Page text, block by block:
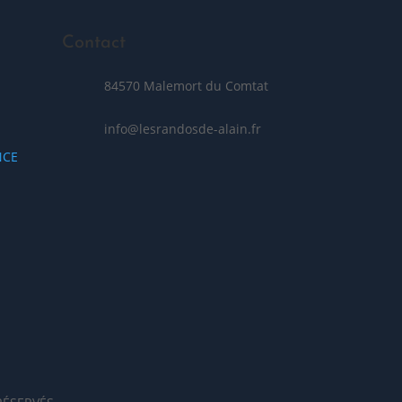
Contact
84570 Malemort du Comtat
info@lesrandosde-alain.fr